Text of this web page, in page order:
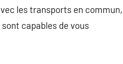
les transports en commun,
capables de vous